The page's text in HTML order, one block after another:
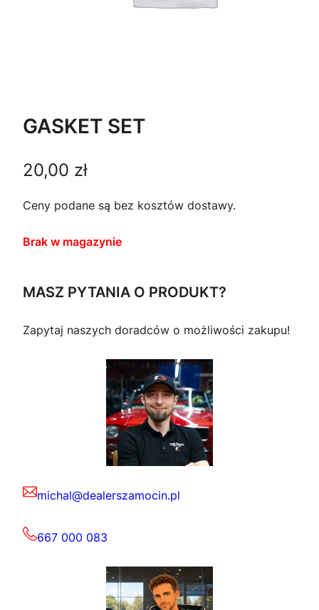
GASKET SET
20,00 zł
Ceny podane są bez kosztów dostawy.
Brak w magazynie
MASZ PYTANIA O PRODUKT?
Zapytaj naszych doradców o możliwości zakupu!
michal@dealerszamocin.pl
667 000 083